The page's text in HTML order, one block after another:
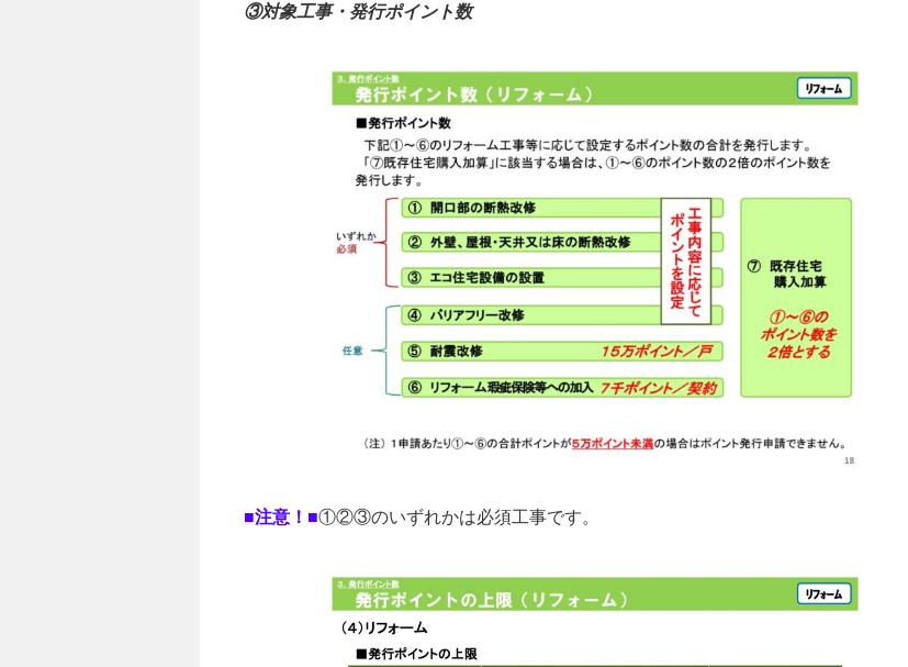
③対象工事・発行ポイント数
■注意！■①②③のいずれかは必須工事です。